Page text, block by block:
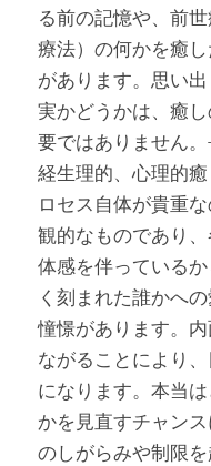
る前の記憶や、前
療法）の何かを癒
があります。思い
実かどうかは、癒
要ではありません
経生理的、心理的
ロセス自体が貴重
観的なものであり
体感を伴っている
く刻まれた誰かへ
憧憬があります。
ながることにより
になります。本当
かを見直すチャン
のしがらみや制限